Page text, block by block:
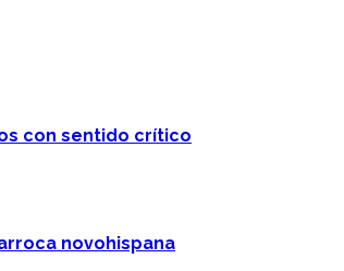
con sentido crítico
novohispana